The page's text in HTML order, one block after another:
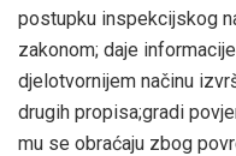
postupku inspekcijskog
zakonom; daje
djelotvornijem načinu
drugih propisa;gradi
mu se obraćaju zbog